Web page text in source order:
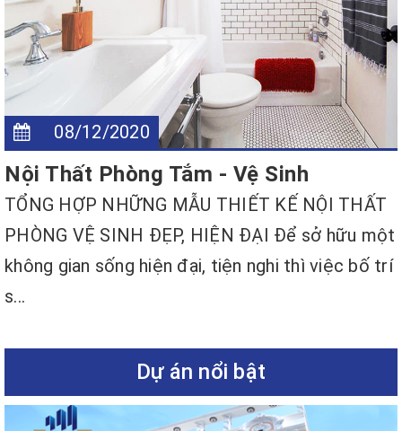
08/12/2020
Nội Thất Phòng Tắm - Vệ Sinh
TỔNG HỢP NHỮNG MẪU THIẾT KẾ NỘI THẤT
PHÒNG VỆ SINH ĐẸP, HIỆN ĐẠI Để sở hữu một
không gian sống hiện đại, tiện nghi thì việc bố trí
s...
Dự án nổi bật